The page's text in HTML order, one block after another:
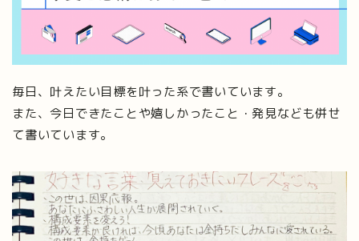
毎日、叶えたい目標を叶った系で書いています。
また、今日できたことや嬉しかったこと・発見なども併せ
て書いています。